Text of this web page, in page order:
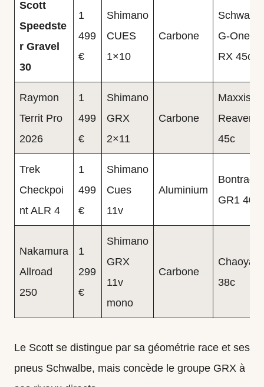
Scott
Speedste
r Gravel
30
1
499
€
Shimano
CUES
1×10
Carbone
Schwalbe
G-One
RX 45c
Raymon
Territ Pro
2026
1
499
€
Shimano
GRX
2×11
Carbone
Maxxis
Reaver
45c
Trek
Checkpoi
nt ALR 4
1
499
€
Shimano
Cues
11v
Aluminium
Bontrager
GR1 40c
Nakamura
Allroad
250
1
299
€
Shimano
GRX
11v
mono
Carbone
38c
Le Scott se distingue par sa géométrie race et ses
pneus Schwalbe, mais concède le groupe GRX à